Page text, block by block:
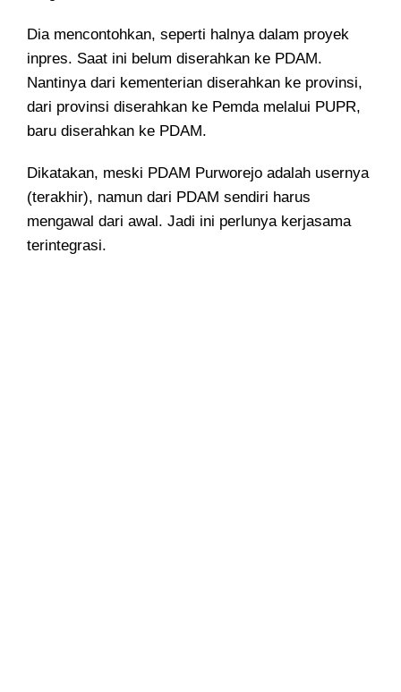
Dia mencontohkan, seperti halnya dalam proyek
inpres. Saat ini belum diserahkan ke PDAM.
Nantinya dari kementerian diserahkan ke provinsi,
dari provinsi diserahkan ke Pemda melalui PUPR,
baru diserahkan ke PDAM.
Dikatakan, meski PDAM Purworejo adalah usernya
(terakhir), namun dari PDAM sendiri harus
mengawal dari awal. Jadi ini perlunya kerjasama
terintegrasi.